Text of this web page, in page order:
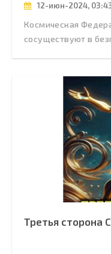
12-июн-2024,
Космическая
сосуществуют в
Третья сторона